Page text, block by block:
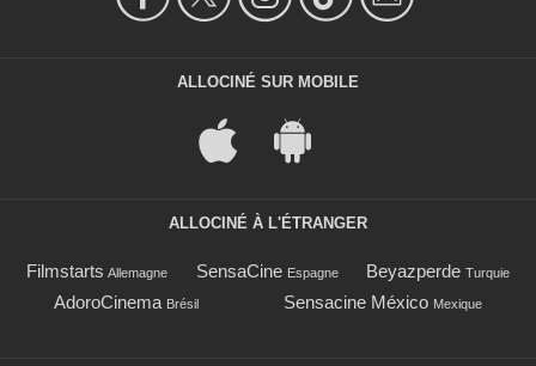
ALLOCINÉ SUR MOBILE
ALLOCINÉ À L'ÉTRANGER
Filmstarts Allemagne SensaCine Espagne Beyazperde Turquie
AdoroCinema Brésil Sensacine México Mexique